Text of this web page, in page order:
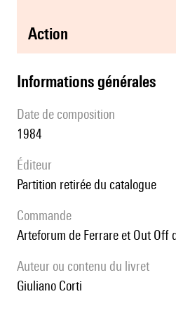
action
informations générales
date de composition
1984
éditeur
partition retirée du catalogue
Commande
Arteforum de Ferrare et Out Off
Auteur ou contenu du livret
Giuliano Corti